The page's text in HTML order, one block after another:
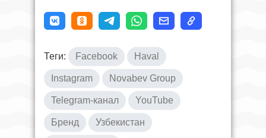
Теги: Facebook Haval
Instagram Novabev Group
Telegram-канал YouTube
Бренд Узбекистан